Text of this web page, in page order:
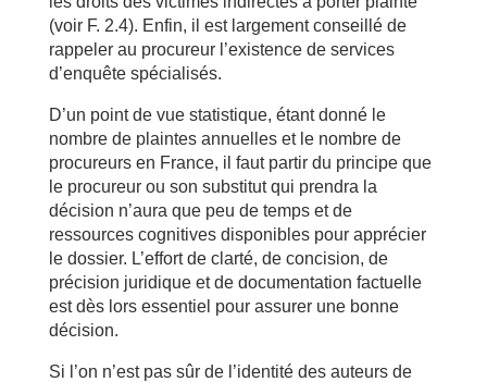
(voir F. 2.4). Enfin, il est largement conseillé de
rappeler au procureur l’existence de services
d’enquête spécialisés.
D’un point de vue statistique, étant donné le
nombre de plaintes annuelles et le nombre de
procureurs en France, il faut partir du principe que
le procureur ou son substitut qui prendra la
décision n’aura que peu de temps et de
ressources cognitives disponibles pour apprécier
le dossier. L’effort de clarté, de concision, de
précision juridique et de documentation factuelle
est dès lors essentiel pour assurer une bonne
décision.
Si l’on n’est pas sûr de l’identité des auteurs de